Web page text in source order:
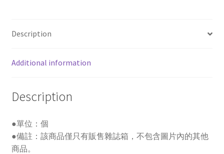
雜
箱-
黑
Description
Additional information
Description
●單位：個
●備註：該商品僅只有販售雜誌箱，不包含圖片內的其他
商品。